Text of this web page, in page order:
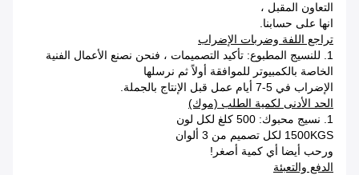
التعاون المقبل ،
انها على حسابنا.
تراجع اللفة وضربات الإضراب
1. للنسيج المطبوع: تأكيد التصميمات ، فنحن نصنع الأعمال الفنية
الخاصة بالكمبيوتر للموافقة أولاً ثم نرسلها
الإضراب في 5-7 أيام عمل قبل الإنتاج بالجملة.
الحد الأدنى لكمية الطلب (موك)
1. نسيج محبوك: 500 كلغ لكل لون
1500KGS لكل تصميم من 3 ألوان
ورحب أيضا أي كمية أصغر!
الدفع والتعبئة